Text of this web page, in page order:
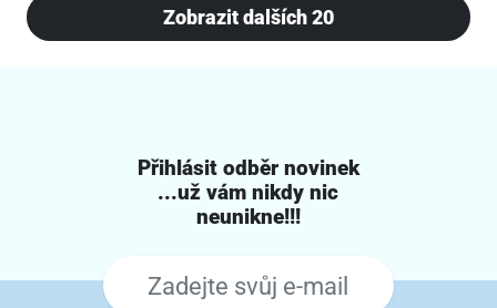
Zobrazit dalších 20
Přihlásit odběr novinek
...už vám nikdy nic
neunikne!!!